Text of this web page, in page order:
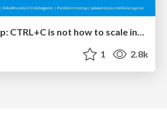
1 2.8k